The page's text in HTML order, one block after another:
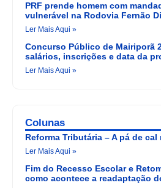
PRF prende homem com
vulnerável na Rodovia Fernão
Ler Mais Aqui »
Concurso Público de Mairiporã
salários, inscrições e data da
Ler Mais Aqui »
Colunas
Reforma Tributária – A pá de
Ler Mais Aqui »
Fim do Recesso Escolar e
como acontece a readaptação